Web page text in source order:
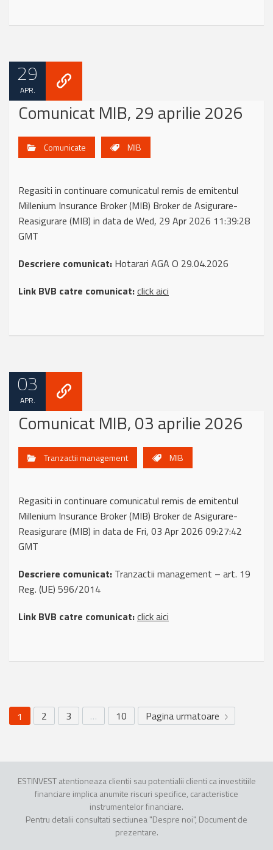
29
APR.
Comunicat MIB, 29 aprilie 2026
Comunicate MIB
Regasiti in continuare comunicatul remis de emitentul
Millenium Insurance Broker (MIB) Broker de Asigurare-
Reasigurare (MIB) in data de Wed, 29 Apr 2026 11:39:28
GMT
Descriere comunicat: Hotarari AGA O 29.04.2026
Link BVB catre comunicat:click aici
03
APR.
Comunicat MIB, 03 aprilie 2026
Tranzactii management MIB
Regasiti in continuare comunicatul remis de emitentul
Millenium Insurance Broker (MIB) Broker de Asigurare-
Reasigurare (MIB) in data de Fri, 03 Apr 2026 09:27:42
GMT
Descriere comunicat: Tranzactii management – art. 19
Reg. (UE) 596/2014
Link BVB catre comunicat:click aici
1 2 3 … 10 Pagina urmatoare
ESTINVEST atentioneaza clientii sau potentialii clienti ca investitiile
financiare implica anumite riscuri specifice, caracteristice
instrumentelor financiare.
Pentru detalii consultati sectiunea "Despre noi", Document de
prezentare.